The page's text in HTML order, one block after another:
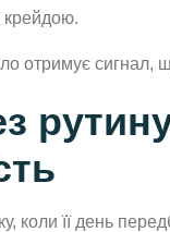
отримує
коли її день